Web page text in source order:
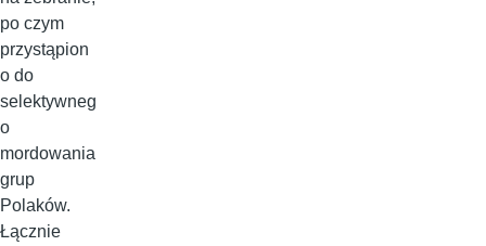
po czym
przystąpion
o do
selektywneg
o
mordowania
grup
Polaków.
Łącznie